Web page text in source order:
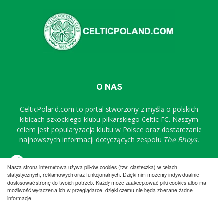
Nasza strona internetowa używa plików cookies (tzw. ciasteczka) w celach
statystycznych, reklamowych oraz funkcjonalnych. Dzięki nim możemy indywidualnie
dostosować stronę do twoich potrzeb. Każdy może zaakceptować pliki cookies albo ma
możliwość wyłączenia ich w przeglądarce, dzięki czemu nie będą zbierane żadne
informacje.
O NAS
CelticPoland.com to portal stworzony z myślą o polskich
kibicach szkockiego klubu piłkarskiego Celtic FC. Naszym
celem jest popularyzacja klubu w Polsce oraz dostarczanie
najnowszych informacji dotyczących zespołu The Bhoys.
Regulamin Współpraca Reklama
Polityka prywatności